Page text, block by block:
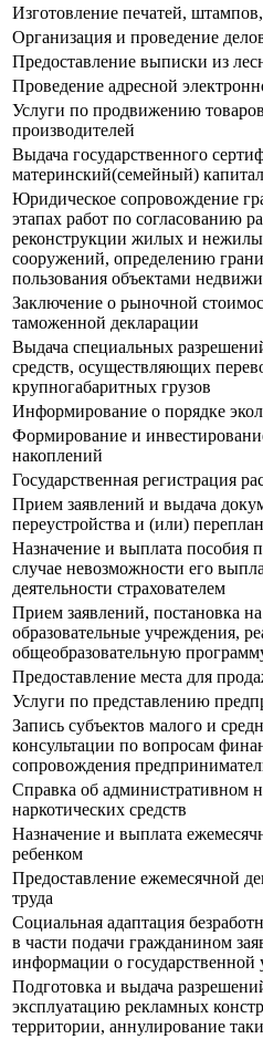
Изготовление печатей,
Организация и проведение
Предоставление выписки из
Проведение адресной
Услуги по продвижению
производителей
Выдача государственного
материнский(семейный) капитал
Юридическое сопровождение
этапах работ по согласованию
реконструкции жилых и
сооружений, определению
пользования объектами
Заключение о рыночной
таможенной декларации
Выдача специальных
средств, осуществляющих
крупногабаритных грузов
Информирование о порядке
Формирование и
накоплений
Государственная регистрация
Прием заявлений и выдача
переустройства и (или)
Назначение и выплата пособия
случае невозможности его
деятельности страхователем
Прием заявлений, постановка
образовательные учреждения,
общеобразовательную
Предоставление места для
Услуги по представлению
Запись субъектов малого и
консультации по вопросам
сопровождения
Справка об административном
наркотических средств
Назначение и выплата
ребенком
Предоставление ежемесячной
труда
Социальная адаптация
в части подачи гражданином
информации о государственной
Подготовка и выдача
эксплуатацию рекламных
территории, аннулирование